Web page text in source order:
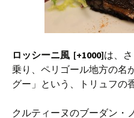
ロッシーニ風 [+1000]は、
乗り、ペリゴール地方の名
グー」という、トリュフの
クルティーヌのブーダン・